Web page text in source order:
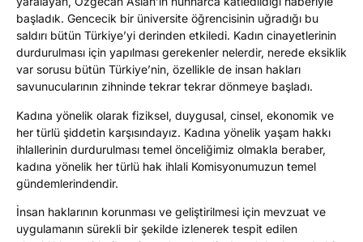
başladık. Gencecik bir üniversite öğrencisinin uğradığı bu
saldırı bütün Türkiye’yi derinden etkiledi. Kadın cinayetlerinin
durdurulması için yapılması gerekenler nelerdir, nerede eksiklik
var sorusu bütün Türkiye’nin, özellikle de insan hakları
savunucularının zihninde tekrar tekrar dönmeye başladı.
Kadına yönelik olarak fiziksel, duygusal, cinsel, ekonomik ve
her türlü şiddetin karşısındayız. Kadına yönelik yaşam hakkı
ihlallerinin durdurulması temel önceliğimiz olmakla beraber,
kadına yönelik her türlü hak ihlali Komisyonumuzun temel
gündemlerindendir.
İnsan haklarının korunması ve geliştirilmesi için mevzuat ve
uygulamanın sürekli bir şekilde izlenerek tespit edilen